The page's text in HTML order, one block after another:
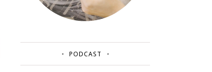
PODCAST